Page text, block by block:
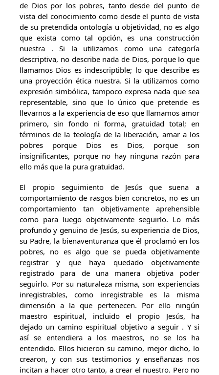
de Dios por los pobres, tanto desde del punto de
vista del conocimiento como desde el punto de vista
de su pretendida ontología u objetividad, no es algo
que exista como tal opción, es una construcción
nuestra . Si la utilizamos como una categoría
descriptiva, no describe nada de Dios, porque lo que
llamamos Dios es indescriptible; lo que describe es
una proyección ética nuestra. Si la utilizamos como
expresión simbólica, tampoco expresa nada que sea
representable, sino que lo único que pretende es
llevarnos a la experiencia de eso que llamamos amor
primero, sin fondo ni forma, gratuidad total; en
términos de la teología de la liberación, amar a los
pobres porque Dios es Dios, porque son
insignificantes, porque no hay ninguna razón para
ello más que la pura gratuidad.
El propio seguimiento de Jesús que suena a
comportamiento de rasgos bien concretos, no es un
comportamiento tan objetivamente aprehensible
como para luego objetivamente seguirlo. Lo más
profundo y genuino de Jesús, su experiencia de Dios,
su Padre, la bienaventuranza que él proclamó en los
pobres, no es algo que se pueda objetivamente
registrar y que haya quedado objetivamente
registrado para de una manera objetiva poder
seguirlo. Por su naturaleza misma, son experiencias
inregistrables, como inregistrable es la misma
dimensión a la que pertenecen. Por ello ningún
maestro espiritual, incluido el propio Jesús, ha
dejado un camino espiritual objetivo a seguir . Y si
así se entendiera a los maestros, no se los ha
entendido. Ellos hicieron su camino, mejor dicho, lo
crearon, y con sus testimonios y enseñanzas nos
incitan a hacer otro tanto, a crear el nuestro. Pero no